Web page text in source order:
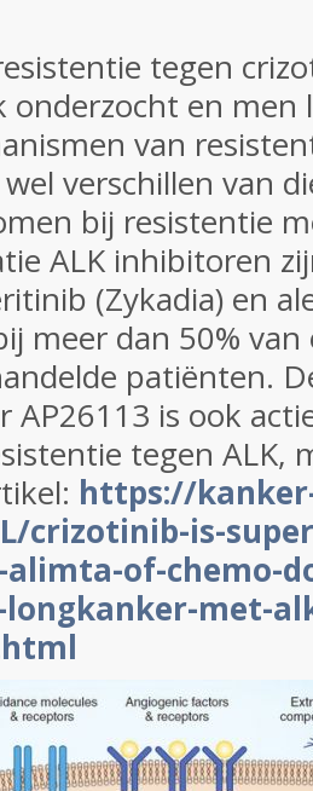
tegen
onderzocht en men
van
verschillen van
bij resistentie
ALK inhibitoren
(Zykadia) en
meer dan 50%
patiënten.
AP26113 is ook
tegen ALK,
https://
crizotinib-is-
alimta-of-chemo-
met-